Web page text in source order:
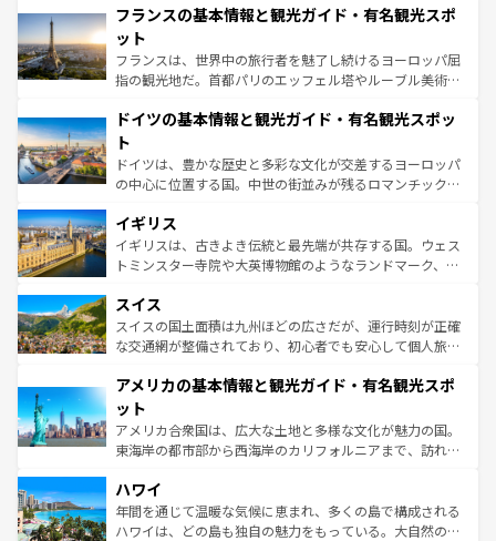
なお、新着のイタリア情報はコンテンツ一覧を参照してほ
しい。
文化が根付くこの国では、情熱的なフラメンコ、熱気あふ
れる闘牛、そして美味しいタパスが生活の一部となってい
る。首都マドリードの洗練された雰囲気や、バルセロナの
アートに溢れた街角から、地方では古代ローマ遺跡や中世
せる。地方によって風土や気候が異なるスペインはその個
ンテンツ一覧 を参照してほしい。
フランスの基本情報と観光ガイド・有名観光スポ
ット
フランスは、世界中の旅行者を魅了し続けるヨーロッパ屈
指の観光地だ。首都パリのエッフェル塔やルーブル美術館
で、幅広い魅力が詰まっている。華麗な宮殿、歴史的な大
聖堂、美しいビーチ、そして豊かな自然が、訪れる者を心
から魅了する。また、フランスは美食の国としても知ら
れ、フランス料理はユネスコ無形文化遺産にも登録されて
香り高いラベンダー畑など、多彩な楽しみ方が可能だ。さ
らに、パリ以外の地域にも魅力が溢れており、どの街角に
も豊かな歴史と文化が息づいている。パリ以外の個性あふ
を参照してほしい。
ドイツの基本情報と観光ガイド・有名観光スポッ
ト
ドイツは、豊かな歴史と多彩な文化が交差するヨーロッパ
の中心に位置する国。中世の街並みが残るロマンチック街
顔を持つこの国は、どこを歩いても飽きることがない。ベ
ルリンの文化的活気、バイエルン州のアルプスの絶景、そ
してライン川沿いのワイン畑といった風景は必見。ビール
は、お酒好きな人にはぜひ体験してほしい。 なお、新着の
ドイツ情報はコンテンツ一覧を参照してほしい。
イギリス
イギリスは、古きよき伝統と最先端が共存する国。ウェス
トミンスター寺院や大英博物館のようなランドマーク、歴
リアごとに異なる魅力がある。また、優雅なアフタヌーン
ティー、ビール好きにはたまらない英国パブ、サッカー観
戦など、本場だからこそできる体験も豊富。イギリスを旅
ンツ一覧を参照してほしい。
スイス
スイスの国土面積は九州ほどの広さだが、運行時刻が正確
な交通網が整備されており、初心者でも安心して個人旅行
の建物がそのまま残る町や、スイスならではのユニークな
博物館もあり、アルプス観光だけでなく町歩きも満喫する
ことができる。国民の所得が高いため物価も高いが、旅行
者向けの交通パス提供のサービスもあり、うまく活用すれ
着のスイス情報は
アメリカの基本情報と観光ガイド・有名観光スポ
ット
アメリカ合衆国は、広大な土地と多様な文化が魅力の国。
東海岸の都市部から西海岸のカリフォルニアまで、訪れる
のような巨大都市は、観光、ショッピング、エンターテイ
ンメントが詰まった刺激的なスポットだ。一方、アメリカ
西部には大自然が広がり、グランドキャニオンやイエロー
ハワイ
年間を通じて温暖な気候に恵まれ、多くの島で構成される
ハワイは、どの島も独自の魅力をもっている。大自然の神